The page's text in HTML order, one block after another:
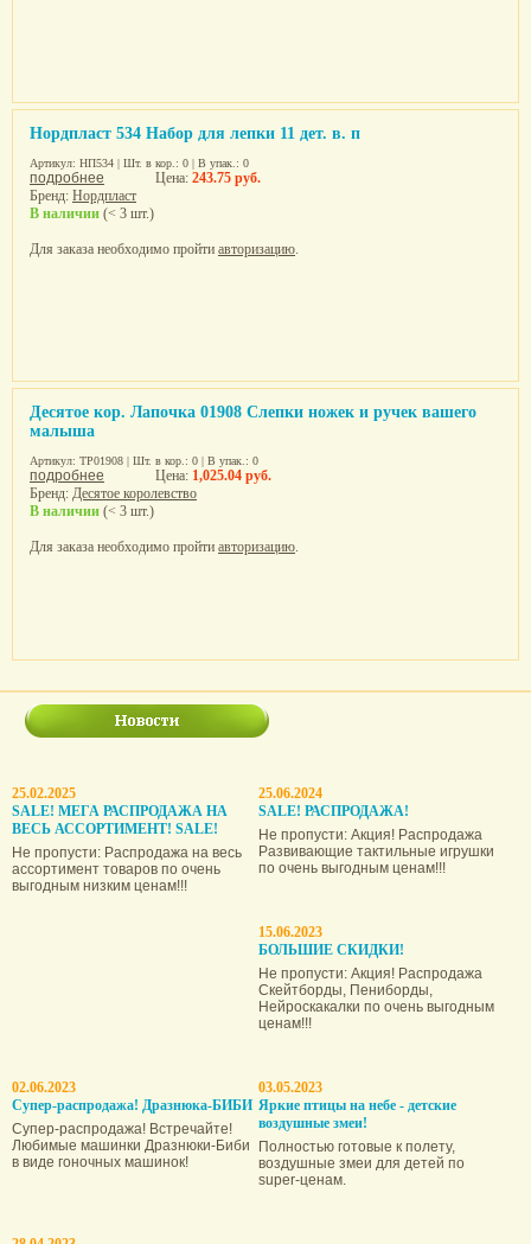
Нордпласт 534 Набор для лепки 11 дет. в. п
Артикул: НП534 | Шт. в кор.: 0 | В упак.: 0
подробнее Цена: 243.75 руб.
Бренд: Нордпласт
В наличии (< 3 шт.)
Для заказа необходимо пройти авторизацию.
Десятое кор. Лапочка 01908 Слепки ножек и ручек вашего
малыша
Артикул: ТР01908 | Шт. в кор.: 0 | В упак.: 0
подробнее Цена: 1,025.04 руб.
Бренд: Десятое королевство
В наличии (< 3 шт.)
Для заказа необходимо пройти авторизацию.
25.02.2025
SALE! МЕГА РАСПРОДАЖА НА
ВЕСЬ АССОРТИМЕНТ! SALE!
Не пропусти: Распродажа на весь
ассортимент товаров по очень
выгодным низким ценам!!!
25.06.2024
SALE! РАСПРОДАЖА!
Не пропусти: Акция! Распродажа
Развивающие тактильные игрушки
по очень выгодным ценам!!!
15.06.2023
БОЛЬШИЕ СКИДКИ!
Не пропусти: Акция! Распродажа
Скейтборды, Пениборды,
Нейроскакалки по очень выгодным
ценам!!!
02.06.2023
Супер-распродажа! Дразнюка-БИБИ
Супер-распродажа! Встречайте!
Любимые машинки Дразнюки-Биби
в виде гоночных машинок!
03.05.2023
Яркие птицы на небе - детские
воздушные змеи!
Полностью готовые к полету,
воздушные змеи для детей по
super-ценам.